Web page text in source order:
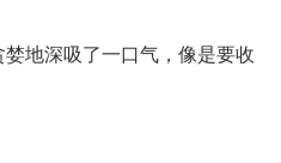
地深吸了一口气，像是要收